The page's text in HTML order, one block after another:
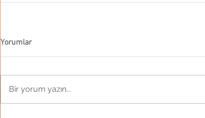
Yorumlar
Bir yorum yazın...